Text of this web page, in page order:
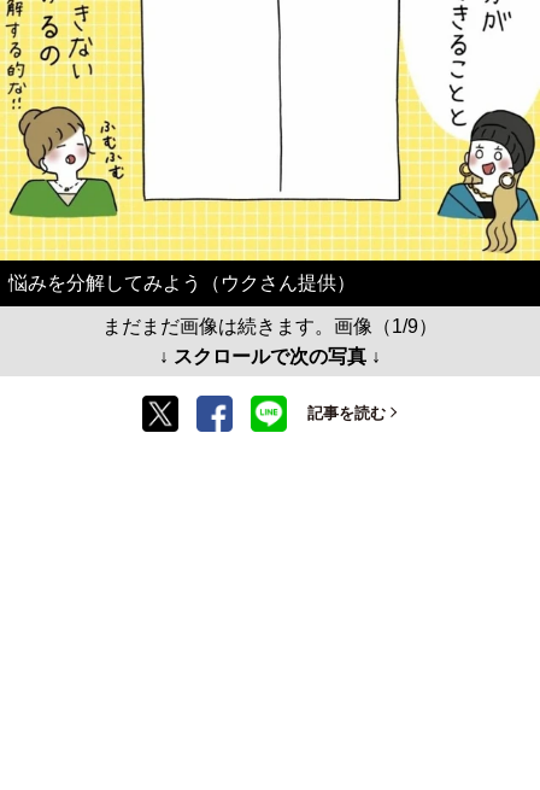
悩みを分解してみよう（ウクさん提供）
まだまだ画像は続きます。画像（1/9）
↓ スクロールで次の写真 ↓
記事を読む